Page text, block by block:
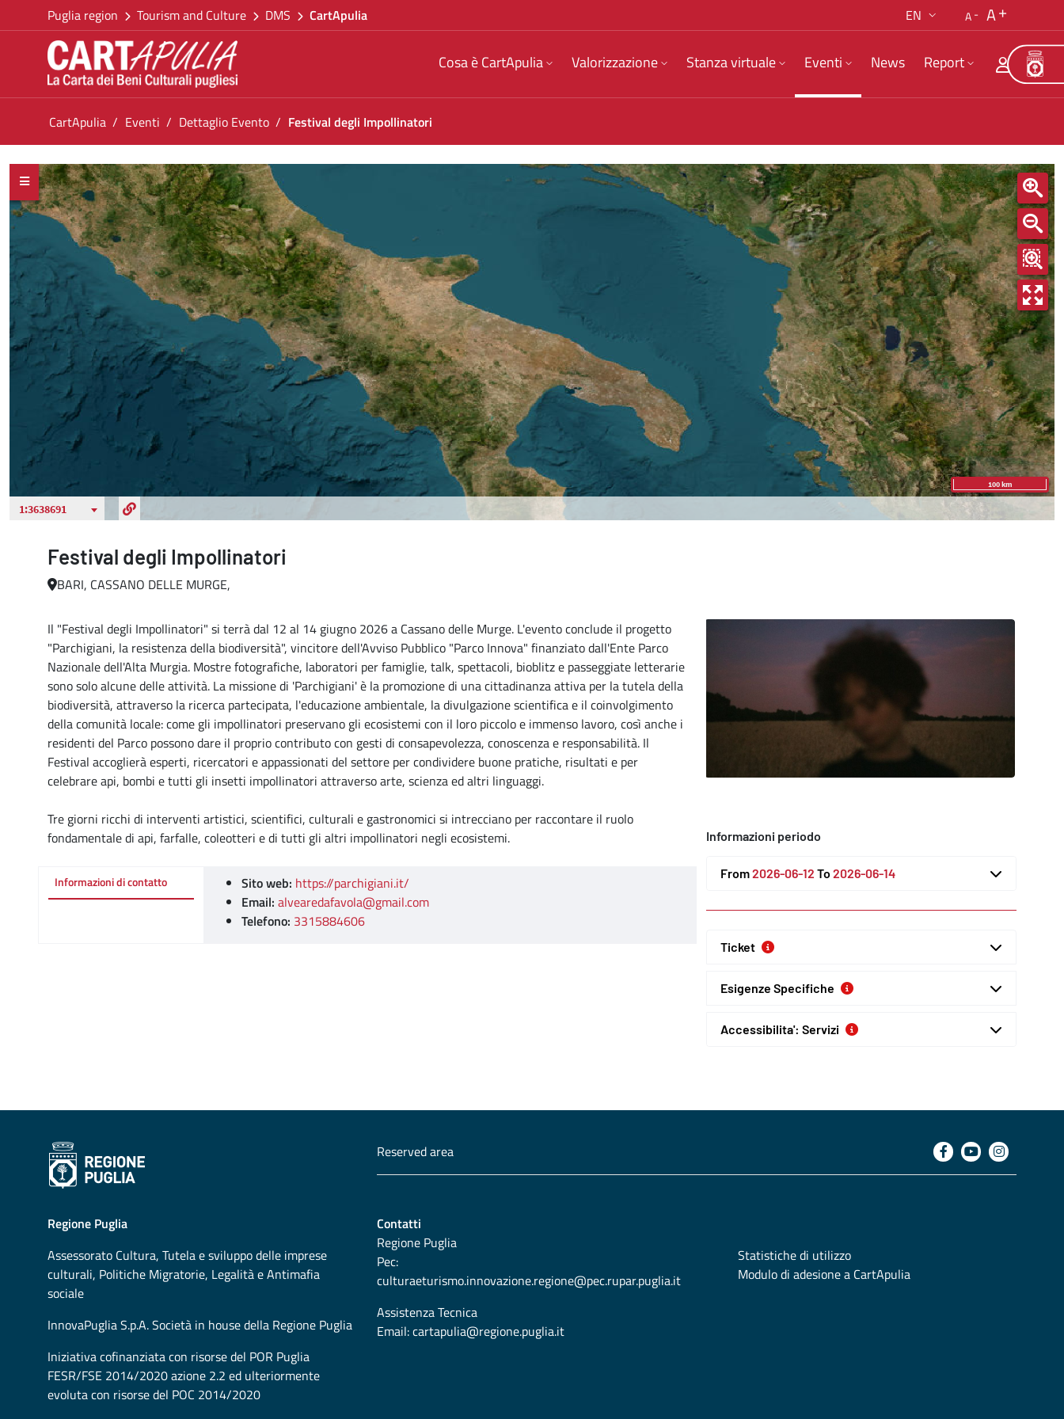
Skip to Content
Go back to the homepage
Go to navigation menu
Go to content
Go to the footer
Puglia region Tourism and Culture DMS CartApulia EN A A
Cosa è CartApulia Valorizzazione Stanza virtuale Eventi News Report
You are in:
CartApulia Eventi Dettaglio Evento Festival degli Impollinatori
Festival degli Impollinatori
Festival degli Impollinatori
BARI, CASSANO DELLE MURGE,
Il "Festival degli Impollinatori" si terrà dal 12 al 14 giugno 2026 a Cassano delle Murge. L'evento conclude il progetto
"Parchigiani, la resistenza della biodiversità", vincitore dell'Avviso Pubblico "Parco Innova" finanziato dall'Ente Parco
Nazionale dell'Alta Murgia. Mostre fotografiche, laboratori per famiglie, talk, spettacoli, bioblitz e passeggiate letterarie
sono solo alcune delle attività. La missione di 'Parchigiani' è la promozione di una cittadinanza attiva per la tutela della
biodiversità, attraverso la ricerca partecipata, l'educazione ambientale, la divulgazione scientifica e il coinvolgimento
della comunità locale: come gli impollinatori preservano gli ecosistemi con il loro piccolo e immenso lavoro, così anche i
residenti del Parco possono dare il proprio contributo con gesti di consapevolezza, conoscenza e responsabilità. Il
Festival accoglierà esperti, ricercatori e appassionati del settore per condividere buone pratiche, risultati e per
celebrare api, bombi e tutti gli insetti impollinatori attraverso arte, scienza ed altri linguaggi.
Tre giorni ricchi di interventi artistici, scientifici, culturali e gastronomici si intrecciano per raccontare il ruolo
fondamentale di api, farfalle, coleotteri e di tutti gli altri impollinatori negli ecosistemi.
Informazioni di contatto Sito web: https://parchigiani.it/
Email: alvearedafavola@gmail.com
Telefono: 3315884606
Informazioni periodo
From2026-06-12 To 2026-06-14
Ticket
Esigenze Specifiche
Accessibilita': Servizi
Reserved area
Regione Puglia
Assessorato Cultura, Tutela e sviluppo delle imprese
culturali, Politiche Migratorie, Legalità e Antimafia
sociale
InnovaPuglia S.p.A. Società in house della Regione Puglia
Iniziativa cofinanziata con risorse del POR Puglia
FESR/FSE 2014/2020 azione 2.2 ed ulteriormente
evoluta con risorse del POC 2014/2020
Contatti
Regione Puglia
Pec:
culturaeturismo.innovazione.regione@pec.rupar.puglia.it
Assistenza Tecnica
Email:cartapulia@regione.puglia.it
Statistiche di utilizzo
Modulo di adesione a CartApulia